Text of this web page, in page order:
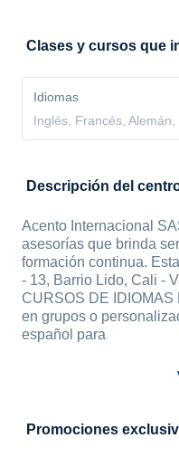
Clases y cursos que
Idiomas
Inglés, Francés, Alemán,
Descripción del
Acento Internacional
asesorías que brinda
formación continua.
- 13, Barrio Lido, Cali -
CURSOS DE
en grupos o
español para
Promociones